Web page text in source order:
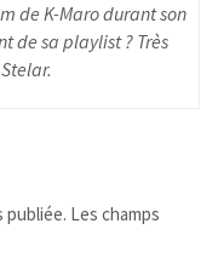
de K-Maro durant son
de sa playlist ? Très
publiée. Les champs